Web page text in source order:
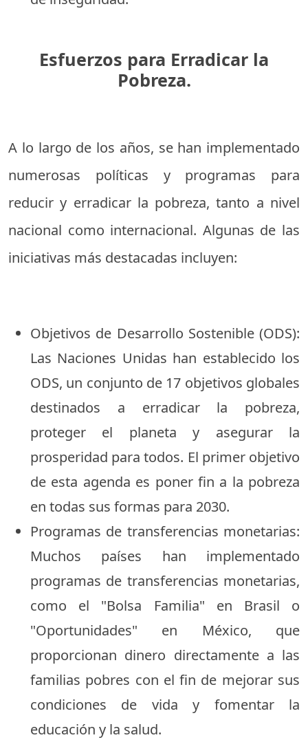
Esfuerzos para Erradicar la
Pobreza.
A lo largo de los años, se han implementado
numerosas políticas y programas para
reducir y erradicar la pobreza, tanto a nivel
nacional como internacional. Algunas de las
iniciativas más destacadas incluyen:
Objetivos de Desarrollo Sostenible (ODS):
Las Naciones Unidas han establecido los
ODS, un conjunto de 17 objetivos globales
destinados a erradicar la pobreza,
proteger el planeta y asegurar la
prosperidad para todos. El primer objetivo
de esta agenda es poner fin a la pobreza
en todas sus formas para 2030.
Programas de transferencias monetarias:
Muchos países han implementado
programas de transferencias monetarias,
como el "Bolsa Familia" en Brasil o
"Oportunidades" en México, que
proporcionan dinero directamente a las
familias pobres con el fin de mejorar sus
condiciones de vida y fomentar la
educación y la salud.